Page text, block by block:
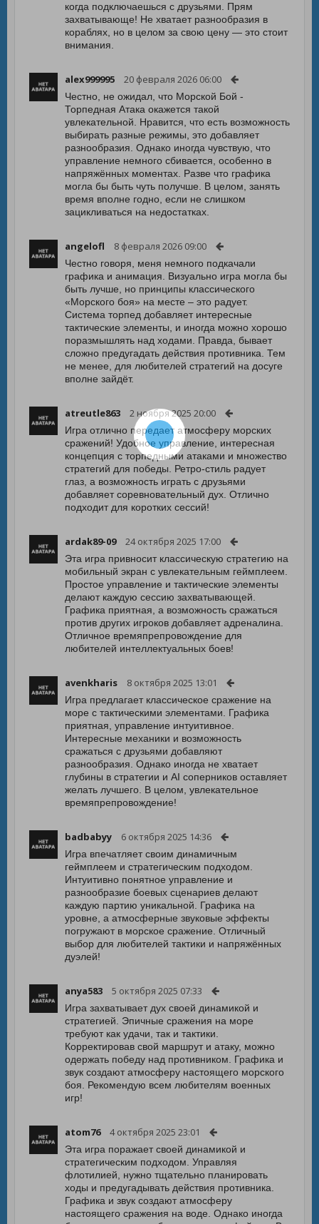
когда подключаешься с друзьями. Прям
захватывающе! Не хватает разнообразия в
кораблях, но в целом за свою цену — это стоит
внимания.
alex999995 20 февраля 2026 06:00
Честно, не ожидал, что Морской Бой -
Торпедная Атака окажется такой
увлекательной. Нравится, что есть возможность
выбирать разные режимы, это добавляет
разнообразия. Однако иногда чувствую, что
управление немного сбивается, особенно в
напряжённых моментах. Разве что графика
могла бы быть чуть получше. В целом, занять
время вполне годно, если не слишком
зацикливаться на недостатках.
angelofl 8 февраля 2026 09:00
Честно говоря, меня немного подкачали
графика и анимация. Визуально игра могла бы
быть лучше, но принципы классического
«Морского боя» на месте – это радует.
Система торпед добавляет интересные
тактические элементы, и иногда можно хорошо
поразмышлять над ходами. Правда, бывает
сложно предугадать действия противника. Тем
не менее, для любителей стратегий на досуге
вполне зайдёт.
atreutle863 2 ноября 2025 20:00
Игра отлично передает атмосферу морских
сражений! Удобное управление, интересная
концепция с торпедными атаками и множество
стратегий для победы. Ретро-стиль радует
глаз, а возможность играть с друзьями
добавляет соревновательный дух. Отлично
подходит для коротких сессий!
ardak89-09 24 октября 2025 17:00
Эта игра привносит классическую стратегию на
мобильный экран с увлекательным геймплеем.
Простое управление и тактические элементы
делают каждую сессию захватывающей.
Графика приятная, а возможность сражаться
против других игроков добавляет адреналина.
Отличное времяпрепровождение для
любителей интеллектуальных боев!
avenkharis 8 октября 2025 13:01
Игра предлагает классическое сражение на
море с тактическими элементами. Графика
приятная, управление интуитивное.
Интересные механики и возможность
сражаться с друзьями добавляют
разнообразия. Однако иногда не хватает
глубины в стратегии и AI соперников оставляет
желать лучшего. В целом, увлекательное
времяпрепровождение!
badbabyy 6 октября 2025 14:36
Игра впечатляет своим динамичным
геймплеем и стратегическим подходом.
Интуитивно понятное управление и
разнообразие боевых сценариев делают
каждую партию уникальной. Графика на
уровне, а атмосферные звуковые эффекты
погружают в морское сражение. Отличный
выбор для любителей тактики и напряжённых
дуэлей!
anya583 5 октября 2025 07:33
Игра захватывает дух своей динамикой и
стратегией. Эпичные сражения на море
требуют как удачи, так и тактики.
Корректировав свой маршрут и атаку, можно
одержать победу над противником. Графика и
звук создают атмосферу настоящего морского
боя. Рекомендую всем любителям военных
игр!
atom76 4 октября 2025 23:01
Эта игра поражает своей динамикой и
стратегическим подходом. Управляя
флотилией, нужно тщательно планировать
ходы и предугадывать действия противника.
Графика и звук создают атмосферу
настоящего сражения на воде. Однако иногда